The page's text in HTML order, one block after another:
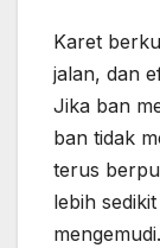
Karet
jalan, dan
Jika ban
ban tidak
terus
lebih